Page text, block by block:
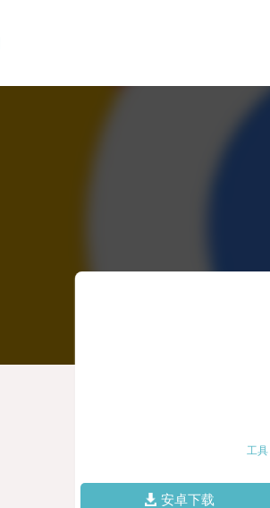
工具
安卓下载